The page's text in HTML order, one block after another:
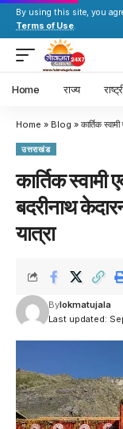
By using this site, you
Terms of Use.
Home राज्य
Home » Blog » कार्तिक स्वामी
उत्तराखंड
कार्तिक
बदरीनाथ
यात्रा
Last updated:
Bylokmatujala